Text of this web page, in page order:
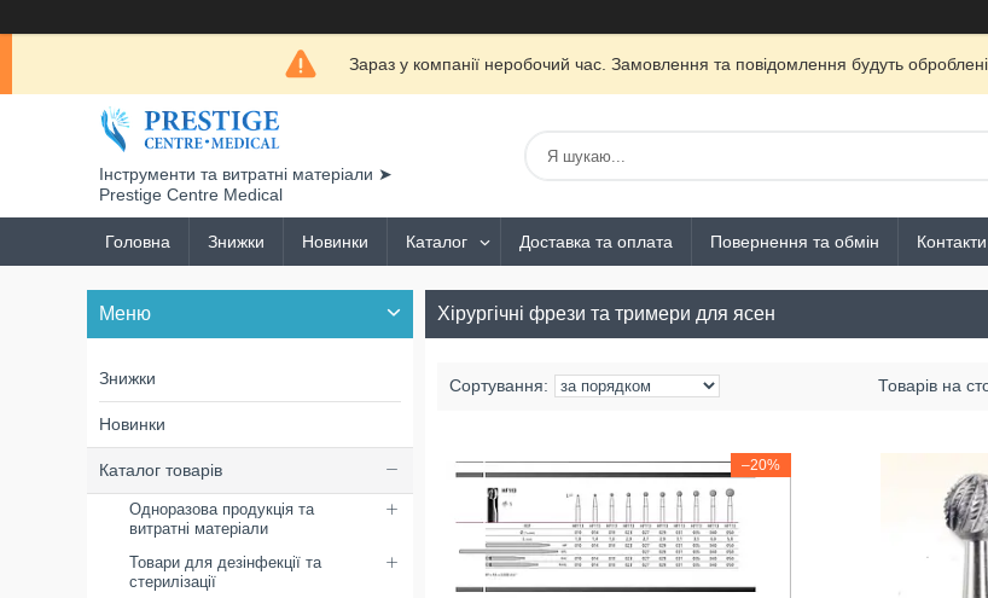
Зараз у компанії неробочий час. Замовлення та повідомлення будуть
Інструменти та витратні матеріали ➤
Prestige Centre Medical
Головна Знижки Новинки Каталог Доставка та оплата Повернення та обмін Контакти
Хірургічні фрези та тримери для ясен
–20%
Знижки
Новинки
Каталог товарів
Одноразова продукція та
витратні матеріали
Товари для дезінфекції та
стерилізації